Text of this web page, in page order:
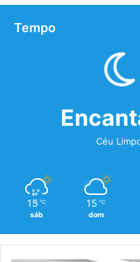
Tempo
Céu
15 ℃
sáb
15 ℃
dom